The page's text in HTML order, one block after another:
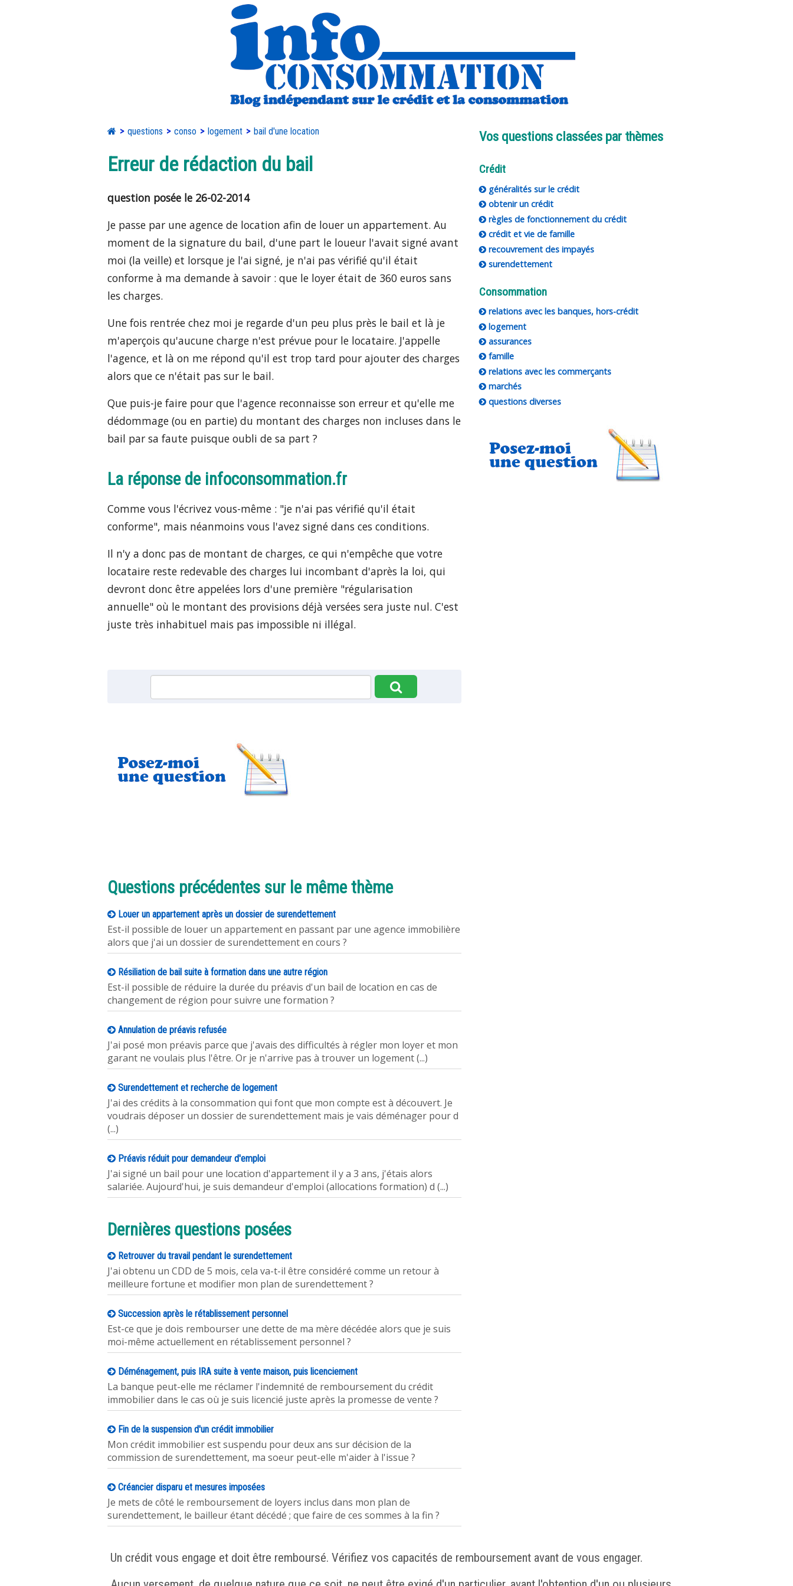
questions conso logement bail d'une location
Erreur de rédaction du bail
question posée le 26-02-2014
Je passe par une agence de location afin de louer un appartement. Au
moment de la signature du bail, d'une part le loueur l'avait signé avant
moi (la veille) et lorsque je l'ai signé, je n'ai pas vérifié qu'il était
conforme à ma demande à savoir : que le loyer était de 360 euros sans
les charges.
Une fois rentrée chez moi je regarde d'un peu plus près le bail et là je
m'aperçois qu'aucune charge n'est prévue pour le locataire. J'appelle
l'agence, et là on me répond qu'il est trop tard pour ajouter des charges
alors que ce n'était pas sur le bail.
Que puis-je faire pour que l'agence reconnaisse son erreur et qu'elle me
dédommage (ou en partie) du montant des charges non incluses dans le
bail par sa faute puisque oubli de sa part ?
La réponse de infoconsommation.fr
Comme vous l'écrivez vous-même : "je n'ai pas vérifié qu'il était
conforme", mais néanmoins vous l'avez signé dans ces conditions.
Il n'y a donc pas de montant de charges, ce qui n'empêche que votre
locataire reste redevable des charges lui incombant d'après la loi, qui
devront donc être appelées lors d'une première "régularisation
annuelle" où le montant des provisions déjà versées sera juste nul. C'est
juste très inhabituel mais pas impossible ni illégal.
Questions précédentes sur le même thème
Louer un appartement après un dossier de surendettement
Est-il possible de louer un appartement en passant par une agence immobilière
alors que j'ai un dossier de surendettement en cours ?
Résiliation de bail suite à formation dans une autre région
Est-il possible de réduire la durée du préavis d'un bail de location en cas de
changement de région pour suivre une formation ?
Annulation de préavis refusée
J'ai posé mon préavis parce que j'avais des difficultés à régler mon loyer et mon
garant ne voulais plus l'être. Or je n'arrive pas à trouver un logement (...)
Surendettement et recherche de logement
J'ai des crédits à la consommation qui font que mon compte est à découvert. Je
voudrais déposer un dossier de surendettement mais je vais déménager pour d
(...)
Préavis réduit pour demandeur d'emploi
J'ai signé un bail pour une location d'appartement il y a 3 ans, j'étais alors
salariée. Aujourd'hui, je suis demandeur d'emploi (allocations formation) d (...)
Dernières questions posées
Retrouver du travail pendant le surendettement
J'ai obtenu un CDD de 5 mois, cela va-t-il être considéré comme un retour à
meilleure fortune et modifier mon plan de surendettement ?
Succession après le rétablissement personnel
Est-ce que je dois rembourser une dette de ma mère décédée alors que je suis
moi-même actuellement en rétablissement personnel ?
Déménagement, puis IRA suite à vente maison, puis licenciement
La banque peut-elle me réclamer l'indemnité de remboursement du crédit
immobilier dans le cas où je suis licencié juste après la promesse de vente ?
Fin de la suspension d'un crédit immobilier
Mon crédit immobilier est suspendu pour deux ans sur décision de la
commission de surendettement, ma soeur peut-elle m'aider à l'issue ?
Créancier disparu et mesures imposées
Je mets de côté le remboursement de loyers inclus dans mon plan de
surendettement, le bailleur étant décédé ; que faire de ces sommes à la fin ?
Vos questions classées par thèmes
Crédit
généralités sur le crédit
obtenir un crédit
règles de fonctionnement du crédit
crédit et vie de famille
recouvrement des impayés
surendettement
Consommation
relations avec les banques, hors-crédit
logement
assurances
famille
relations avec les commerçants
marchés
questions diverses
Un crédit vous engage et doit être remboursé. Vérifiez vos capacités de remboursement avant de vous engager.